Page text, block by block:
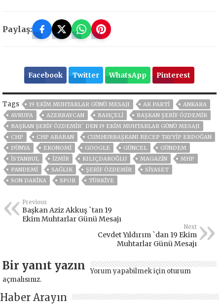
Paylaş:
Facebook Twitter WhatsApp Pinterest
Tags 19 EKIM MUHTARLAR GÜNÜ MESAJI AK PARTİ
ANKARA
AVRUPA
AZERBAYCAN BAHÇELİ
BAŞKAN ŞERİF ÖZDEMİR
BAŞKAN ŞERIF ÖZDEMIR` DEN 19 EKIM MUHTARLAR GÜNÜ MESAJI
CHP
CHP ARABAN
CUMHURBAŞKANI RECEP TAYYIP ERDOĞAN
DÜNYA
EKONOMİ GOOGLE GÜNCEL
GÜNDEM
ISTANBUL
İZMIR KILIÇDAROĞLU MAGAZİN
MHP
PANDEMİ
SAĞLIK ŞERIF ÖZDEMIR
SİYASET
SON DAKIKA
SPOR TÜRKİYE
Previous
Başkan Aziz Akkuş `tan 19
Ekim Muhtarlar Günü Mesajı
Next
Cevdet Yıldırım `dan 19 Ekim
Muhtarlar Günü Mesajı
Bir yanıt yazın Yorum yapabilmek için oturum
açmalısınız.
Haber Arayın